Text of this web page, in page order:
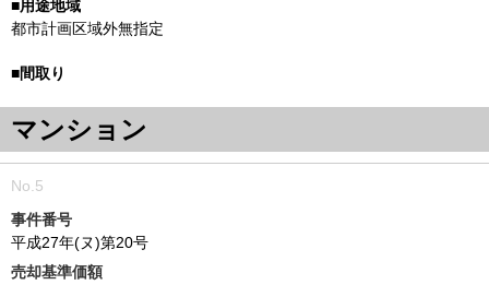
都市計画区域外無指定
マンション
事件番号
平成27年(ヌ)第20号
売却基準価額